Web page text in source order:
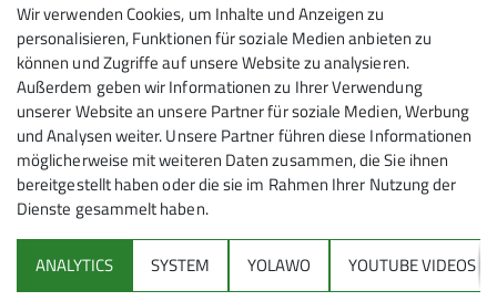
© DAV Wolfratshausen
Bilder: Ankunft der Busladung mit der Trägerkolonne
mit den gespendeten Hütteninventar in Lermoos und
beim Aufstieg am "Gschwandtkreuz".
Wir verwenden Cookies, um Inhalte und Anzeigen zu
personalisieren, Funktionen für soziale Medien anbieten zu
können und Zugriffe auf unsere Website zu analysieren.
Außerdem geben wir Informationen zu Ihrer Verwendung
unserer Website an unsere Partner für soziale Medien, Werbung
und Analysen weiter. Unsere Partner führen diese Informationen
möglicherweise mit weiteren Daten zusammen, die Sie ihnen
bereitgestellt haben oder die sie im Rahmen Ihrer Nutzung der
Dienste gesammelt haben.
ANALYTICS SYSTEM YOLAWO YOUTUBE VIDEOS